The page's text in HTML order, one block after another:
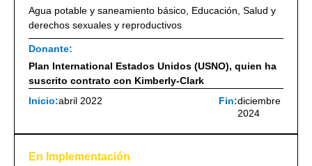
Agua potable y saneamiento básico Educación Salud y
derechos sexuales y reproductivos
Donante:
Plan International Estados Unidos (USNO), quien ha
suscrito contrato con Kimberly-Clark
Inicio:abril 2022 Fin:diciembre
2024
En Implementación